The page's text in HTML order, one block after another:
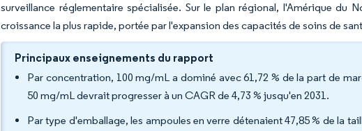
surveillance réglementaire spécialisée. Sur le plan régional, l'Amérique du
croissance la plus rapide, portée par l'expansion des capacités de soins de
Principaux enseignements du rapport
Par concentration, 100 mg/mL a dominé avec 61,72 % de la part de
50 mg/mL devrait progresser à un CAGR de 4,73 % jusqu'en 2031.
Par type d'emballage, les ampoules en verre détenaient 47,85 % de la